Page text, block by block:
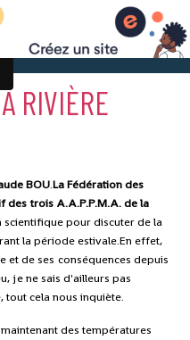
RIVIÈRE
BOU.La Fédération des
des trois A.A.P.P.M.A. de la
scientifique pour discuter de la
la période estivale.En effet,
et de ses conséquences depuis
je ne sais d'ailleurs pas
tout cela nous inquiète.
des températures